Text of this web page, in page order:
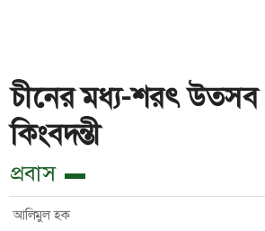
চীনের মধ্য-শরৎ উত্সব
কিংবদন্তী
প্রবাস
আলিমুল হক